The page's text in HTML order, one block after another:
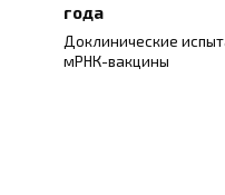
года
Доклинические
мРНК-вакцины